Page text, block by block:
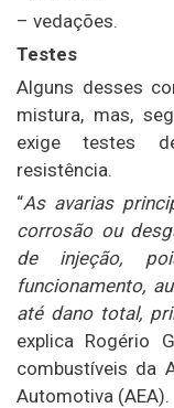
– vedações.
Testes
Alguns desses
mistura, mas,
exige testes
resistência.
“As avarias
corrosão ou
de injeção,
funcionamento,
até dano total,
explica Rogério
combustíveis da
Automotiva (AEA).